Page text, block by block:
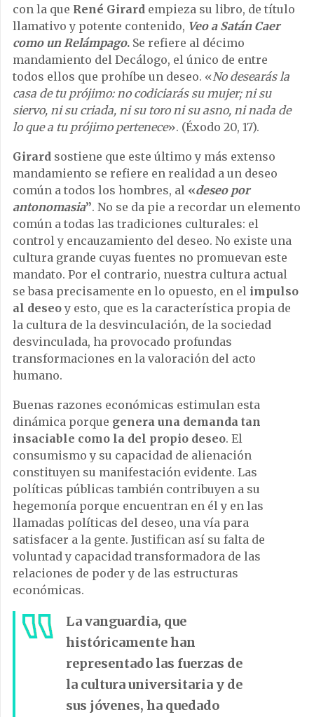
con la que René Girard empieza su libro, de título
llamativo y potente contenido, Veo a Satán Caer
como un Relámpago. Se refiere al décimo
mandamiento del Decálogo, el único de entre
todos ellos que prohíbe un deseo. «No desearás la
casa de tu prójimo: no codiciarás su mujer; ni su
siervo, ni su criada, ni su toro ni su asno, ni nada de
lo que a tu prójimo pertenece». (Éxodo 20, 17).
Girard sostiene que este último y más extenso
mandamiento se refiere en realidad a un deseo
común a todos los hombres, al «deseo por
antonomasia”. No se da pie a recordar un elemento
común a todas las tradiciones culturales: el
control y encauzamiento del deseo. No existe una
cultura grande cuyas fuentes no promuevan este
mandato. Por el contrario, nuestra cultura actual
se basa precisamente en lo opuesto, en el impulso
al deseoy esto, que es la característica propia de
la cultura de la desvinculación, de la sociedad
desvinculada, ha provocado profundas
transformaciones en la valoración del acto
humano.
Buenas razones económicas estimulan esta
dinámica porque genera una demanda tan
insaciable como la del propio deseo. El
consumismo y su capacidad de alienación
constituyen su manifestación evidente. Las
políticas públicas también contribuyen a su
hegemonía porque encuentran en él y en las
llamadas políticas del deseo, una vía para
satisfacer a la gente. Justifican así su falta de
voluntad y capacidad transformadora de las
relaciones de poder y de las estructuras
económicas.
La vanguardia, que
históricamente han
representado las fuerzas de
la cultura universitaria y de
sus jóvenes, ha quedado